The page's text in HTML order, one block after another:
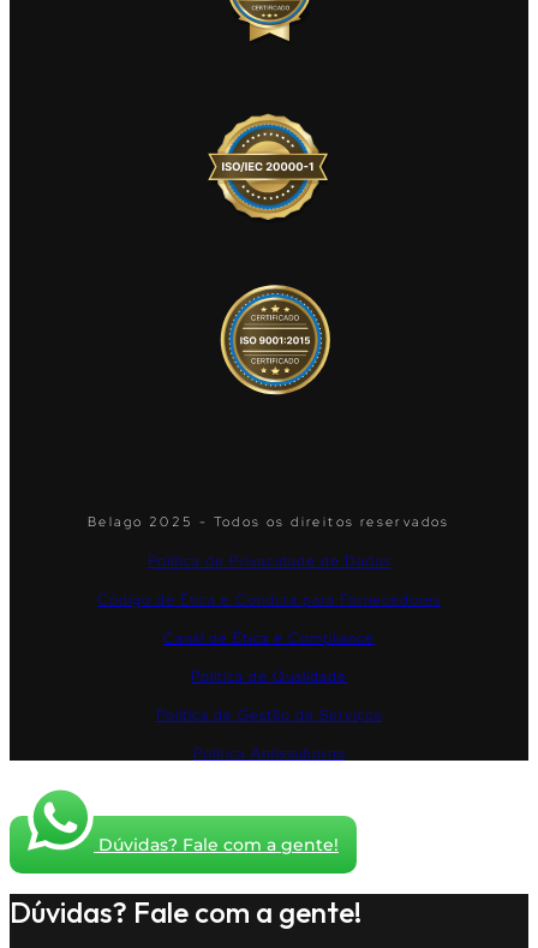
Belago 2025 - Todos os direitos reservados
Política de Privacidade de Dados
Código de Ética e Conduta para Fornecedores
Canal de Ética e Compliance
Política de Qualidade
Política de Gestão de Serviços
Política Antissuborno
Dúvidas? Fale com a gente!
Dúvidas? Fale com a gente!